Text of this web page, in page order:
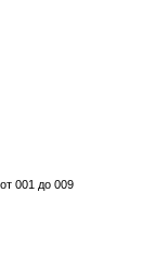
001 до 009